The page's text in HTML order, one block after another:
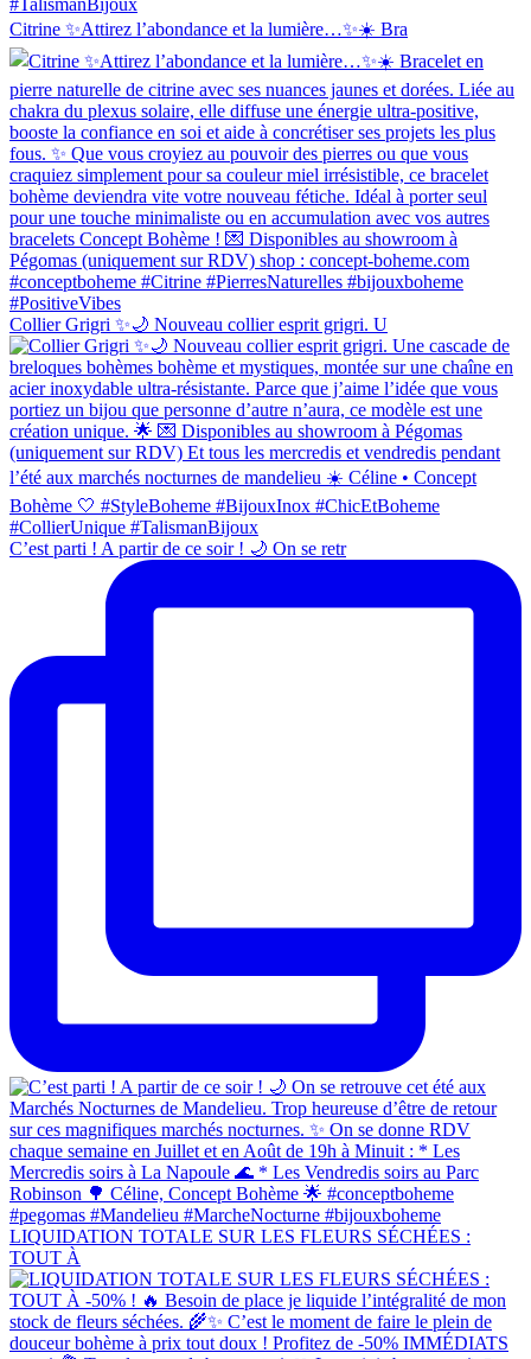
Citrine ✨Attirez l’abondance et la lumière…✨☀️ Bra
Collier Grigri ✨🌙 Nouveau collier esprit grigri. U
C’est parti ! A partir de ce soir ! 🌙 On se retr
LIQUIDATION TOTALE SUR LES FLEURS SÉCHÉES :
TOUT À